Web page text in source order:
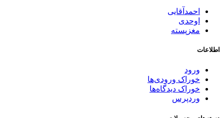
احمدآقایی
اوحدی
مغزپسته
اطلاعات
ورود
خوراک ورودی‌ها
خوراک دیدگاه‌ها
وردپرس